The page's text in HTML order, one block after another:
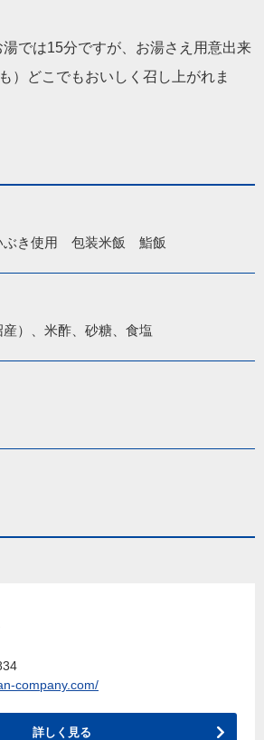
では15分ですが、お湯さえ用意出来
）どこでもおいしく召し上がれま
き使用　包装米飯　鮨飯
）、米酢、砂糖、食塩
company.com/
詳しく見る